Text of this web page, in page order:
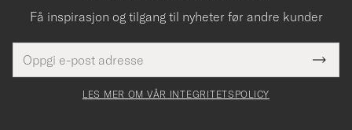
Få inspirasjon og tilgang til nyheter før andre kunder
postadresse
felt
Tack
för
LES MER OM VÅR INTEGRITETSPOLICY